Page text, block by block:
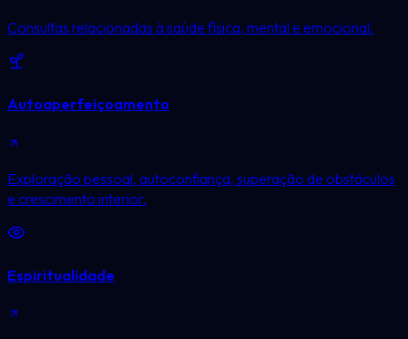
Consultas relacionadas à saúde física, mental e emocional.
Autoaperfeiçoamento
Exploração pessoal, autoconfiança, superação de obstáculos
e crescimento interior.
Espiritualidade